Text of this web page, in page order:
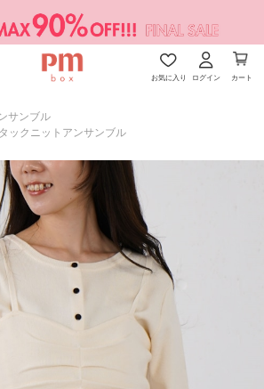
お気に入り ログイン カート
サンブル
ックニットアンサンブル